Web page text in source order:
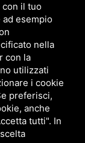
il tuo
esempio
nella
con la
utilizzati
i cookie
preferisci,
anche
tutti". In